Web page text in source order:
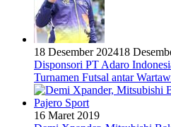
18 Desember 202418
Disponsori PT Adaro
Turnamen Futsal antar
16 Maret 2019